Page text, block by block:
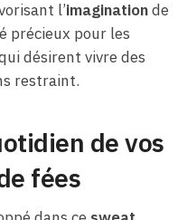
l’imaginationde
précieux pour les
désirent vivre des
restraint.
de vos
fées